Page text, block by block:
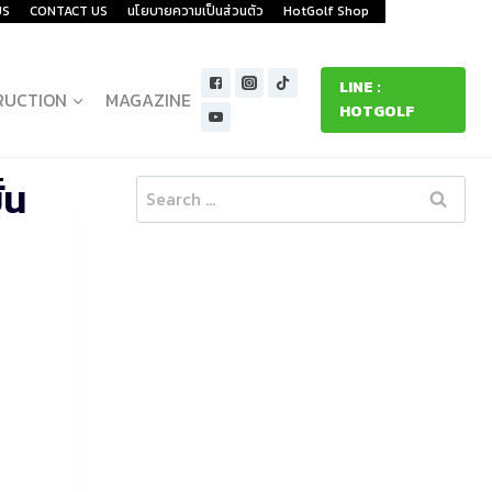
CONTACT US นโยบายความเป็นส่วนตัว HotGolf Shop
MAGAZINE
LINE :
HOTGOLF
Search
for: